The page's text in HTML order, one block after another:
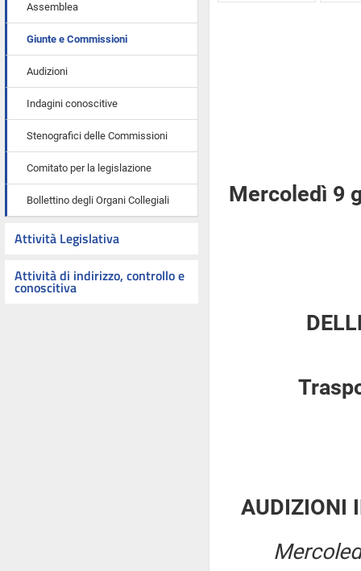
Assemblea
Giunte e Commissioni
Audizioni
Indagini conoscitive
Stenografici delle Commissioni
Comitato per la legislazione
Bollettino degli Organi Collegiali
Attività Legislativa
Attività di indirizzo, controllo e
conoscitiva
Mercoledì 9
AUDIZIONI